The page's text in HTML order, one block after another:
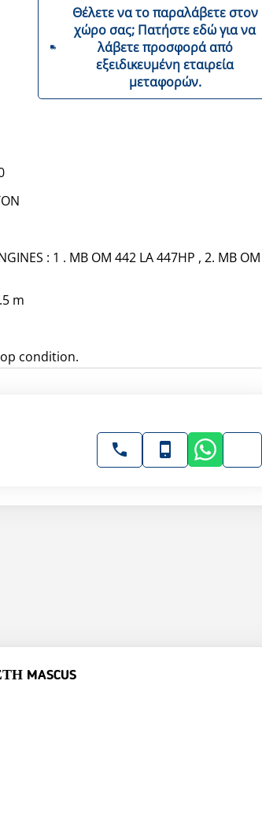
Θέλετε να το παραλάβετε στον
χώρο σας; Πατήστε εδώ για να
λάβετε προσφορά από
εξειδικευμένη εταιρεία
μεταφορών.
: 1 . MB OM 442 LA 447HP , 2. MB OM
m
condition.
MASCUS